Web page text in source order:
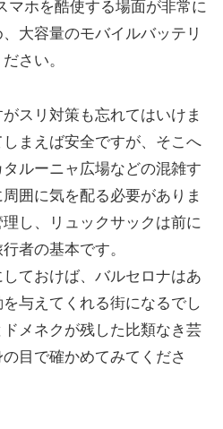
マホを酷使する場面が非常に
大容量のモバイルバッテリ
さい。
スリ対策も忘れてはいけま
まえば安全ですが、そこへ
ルーニャ広場などの混雑す
囲に気を配る必要がありま
し、リュックサックは前に
者の基本です。
ておけば、バルセロナはあ
与えてくれる街になるでし
メネクが残した比類なき芸
目で確かめてみてくださ